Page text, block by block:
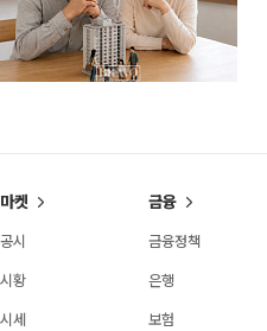
마켓
공시
시황
시세
금융
금융정책
은행
보험